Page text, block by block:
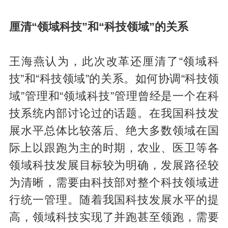
厘清“领域科技”和“科技领域”的关系
王海燕认为，此次改革还厘清了“领域科
技”和“科技领域”的关系。如何协调“科技领
域”管理和“领域科技”管理曾经是一个在科
技系统内部讨论过的话题。在我国科技发
展水平总体比较落后、绝大多数领域在国
际上以跟跑为主的时期，农业、医卫等各
领域科技发展目标较为明确，发展路径较
为清晰，需要由科技部对整个科技领域进
行统一管理。随着我国科技发展水平的提
高，领域科技实现了并跑甚至领跑，需要